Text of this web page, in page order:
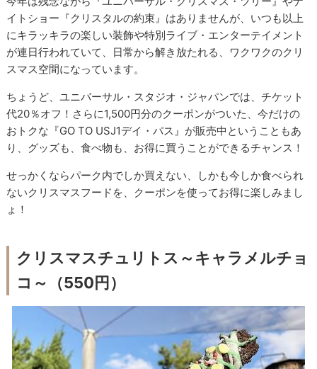
イトショー『クリスタルの約束』はありませんが、いつも以上
にキラッキラの楽しい装飾や特別ライブ・エンターテイメント
が連日行われていて、日常から解き放たれる、ワクワクのクリ
スマス空間になっています。
ちょうど、ユニバーサル・スタジオ・ジャパンでは、チケット
代20％オフ！さらに1,500円分のクーポンがついた、今だけの
おトクな『GO TO USJ1デイ・パス』が販売中ということもあ
り、グッズも、食べ物も、お得に買うことができるチャンス！
せっかくならパーク内でしか買えない、しかも今しか食べられ
ないクリスマスフードを、クーポンを使ってお得に楽しみまし
ょ！
クリスマスチュリトス～キャラメルチョ
コ～（550円）